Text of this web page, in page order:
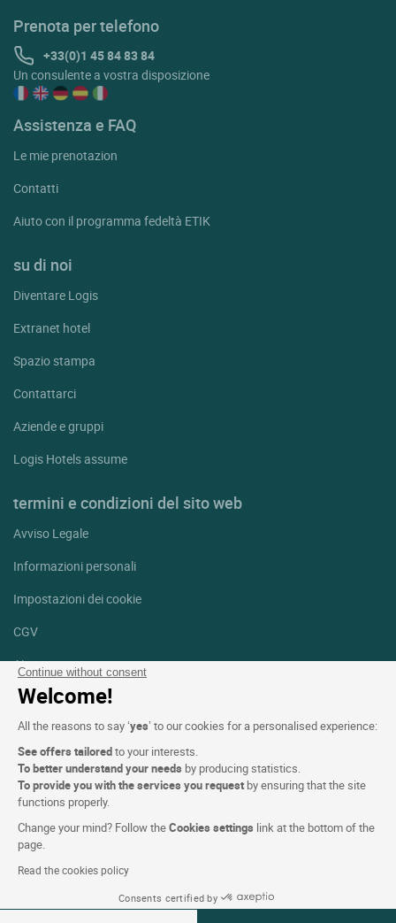
Continue without consent
Welcome!
All the reasons to say ‘yes’ to our cookies for a personalised experience:
See offers tailoredto your interests.
To better understand your needs by producing statistics.
To provide you with the services you request by ensuring that the site
functions properly.
Change your mind? Follow theCookies settings link at the bottom of the
page.
Read the cookies policy
Consents certified by
Prenota per telefono
+33(0)1 45 84 83 84
Un consulente a vostra disposizione
Assistenza e FAQ
Le mie prenotazion
Contatti
Aiuto con il programma fedeltà ETIK
su di noi
Diventare Logis
Extranet hotel
Spazio stampa
Contattarci
Aziende e gruppi
Logis Hotels assume
termini e condizioni del sito web
Avviso Legale
Informazioni personali
Impostazioni dei cookie
CGV
Aiuto
Mappa del sito
Crediti fotografici
Seguici
Facebook
Instagram
Linkedin